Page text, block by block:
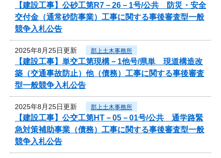
【建設工事】公砂工第R7－26－1号/公共 防災・安全
交付金（通常砂防事業）工事に関する事後審査型一般
競争入札公告
2025年8月25日更新 郡上土木事務所
【建設工事】単交工第現構－1他号/県単 現道構造改
築（交通事故防止）他（債務）工事に関する事後審査
型一般競争入札公告
2025年8月25日更新 郡上土木事務所
【建設工事】公交工第HT－05－01号/公共 通学路緊
急対策補助事業（債務）工事に関する事後審査型一般
競争入札公告